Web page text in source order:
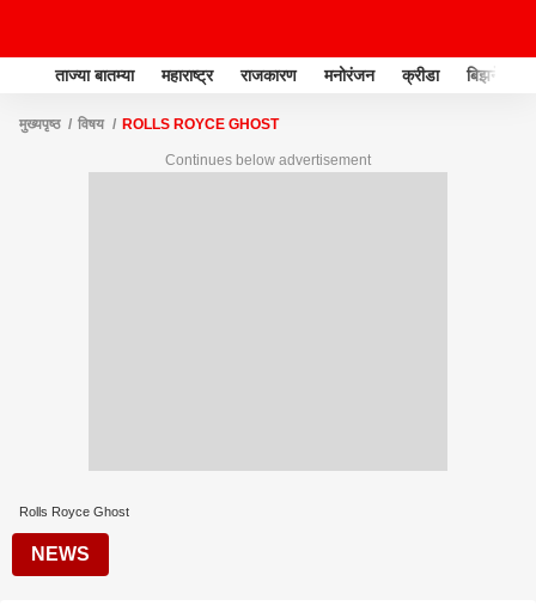
ताज्या बातम्या महाराष्ट्र राजकारण मनोरंजन क्रीडा बिझनेस
मुख्यपृष्ठ विषय ROLLS ROYCE GHOST
Continues below advertisement
Rolls Royce Ghost
NEWS